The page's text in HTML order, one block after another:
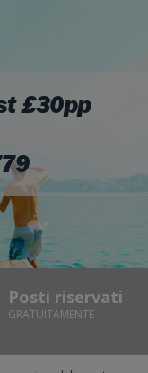
£30pp
Posti riservati
GRATUITAMENTE